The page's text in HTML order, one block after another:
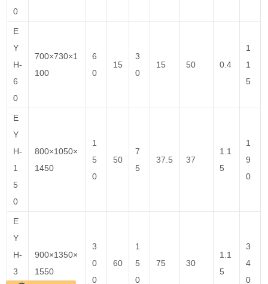
0
E
Y
H-
6
0
700×730×1
100
6
0
15
3
0
15 50 0.4
1
1
5
E
Y
H-
1
5
0
800×1050×
1450
1
5
0
50
7
5
37.5 37
1.1
5
1
9
0
E
Y
H-
3
900×1350×
1550
3
0
0
60
1
5
0
75 30
1.1
5
3
4
0